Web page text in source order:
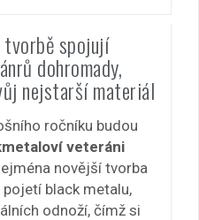
tvorbě spojují
dohromady,
nejstarší materiál
ročníku budou
veteráni
novější tvorba
black metalu,
odnoží, čímž si